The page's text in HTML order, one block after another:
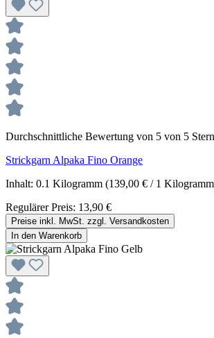
Durchschnittliche Bewertung von 5 von 5
Strickgarn Alpaka Fino Orange
Inhalt: 0.1 Kilogramm (139,00 € / 1
Regulärer Preis: 13,90 €
Preise inkl. MwSt. zzgl. Versandkosten
In den Warenkorb